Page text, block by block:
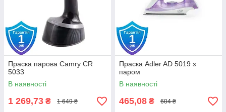
Праска парова Camry CR
5033
В наявності
1 269,73 ₴ 1 649 ₴
Праска Adler AD 5019 з
паром
В наявності
465,08 ₴ 604 ₴